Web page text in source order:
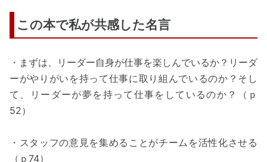
この本で私が共感した名言
・まずは、リーダー自身が仕事を楽しんでいるか？リーダ
ーがやりがいを持って仕事に取り組んでいるのか？そし
て、リーダーが夢を持って仕事をしているのか？（ｐ
52）
・スタッフの意見を集めることがチームを活性化させる
（ｐ74）